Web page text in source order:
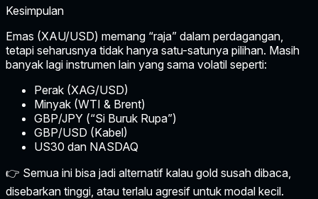
Kesimpulan
Emas (XAU/USD) memang “raja” dalam perdagangan,
tetapi seharusnya tidak hanya satu-satunya pilihan. Masih
banyak lagi instrumen lain yang sama volatil seperti:
Perak (XAG/USD)
Minyak (WTI & Brent)
GBP/JPY (“Si Buruk Rupa”)
GBP/USD (Kabel)
US30 dan NASDAQ
👉 Semua ini bisa jadi alternatif kalau gold susah dibaca,
disebarkan tinggi, atau terlalu agresif untuk modal kecil.